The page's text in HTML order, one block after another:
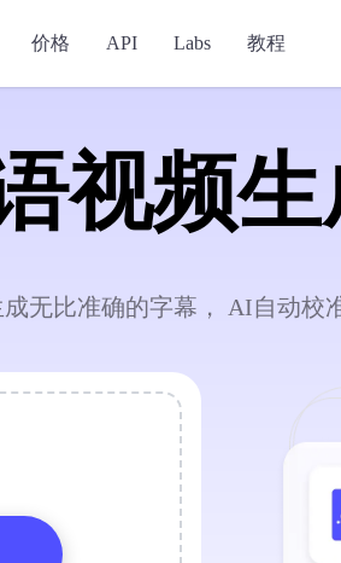
价格 API Labs 教程
视频
无比准确的字幕， AI自动校